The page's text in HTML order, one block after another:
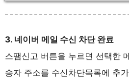
3. 네이버 메일 수신 차단 완료
스팸신고 버튼을 누르면 선택한
송자 주소를 수신차단목록에 추